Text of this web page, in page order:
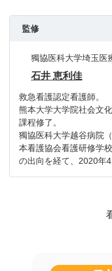
監修
獨協医科大学埼玉医
石井 恵利佳
救急看護認定看護師。
熊本大学大学院社会文
課程修了。
獨協医科大学越谷病院
本看護協会看護研修学
の出向を経て、2020年4